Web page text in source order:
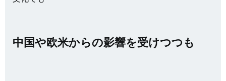
中国や欧米からの影響を受けつつも